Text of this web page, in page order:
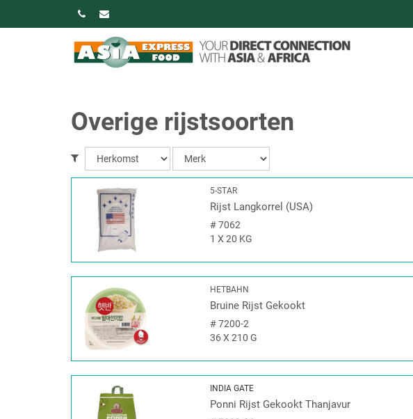
Overige rijstsoorten
5-STAR
Rijst Langkorrel (USA)
#7062
1 X 20 KG
HETBAHN
Bruine Rijst Gekookt
#7200-2
36 X 210 G
INDIA GATE
Ponni Rijst Gekookt Thanjavur